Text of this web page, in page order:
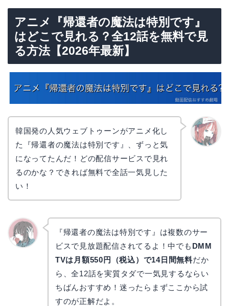
アニメ『帰還者の魔法は特別です』
はどこで見れる？全12話を無料で見
る方法【2026年最新】
韓国発の人気ウェブトゥーンがアニメ化し
た『帰還者の魔法は特別です』、ずっと気
になってたんだ！どの配信サービスで見れ
るのかな？できれば無料で全話一気見した
い！
『帰還者の魔法は特別です』は複数のサー
ビスで見放題配信されてるよ！中でも DMM
TVは月額550円（税込）で14日間無料だか
ら、全12話を実質タダで一気見するならい
ちばんおすすめ！迷ったらまずここから試
すのが正解だよ。